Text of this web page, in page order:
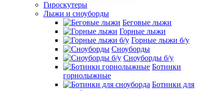
Гироскутеры
Лыжи и сноуборды
Беговые лыжи
Горные лыжи
Горные лыжи б/у
Сноуборды
Сноуборды б/у
Ботинки
горнолыжные
Ботинки для